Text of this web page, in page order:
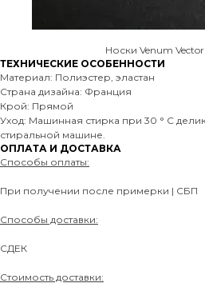
Носки Venum
ТЕХНИЧЕСКИЕ ОСОБЕННОСТИ
Материал: Полиэстер, эластан
Страна дизайна: Франция
Крой: Прямой
Уход: Машинная стирка при 30 ° C
стиральной машине.
ОПЛАТА И ДОСТАВКА
Способы оплаты:
При получении после примерки | СБП
Способы доставки:
СДЕК
Стоимость доставки: